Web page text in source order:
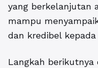
yang berkelanjutan
mampu
dan kredibel
Langkah